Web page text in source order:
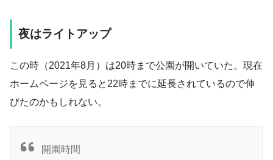
夜はライトアップ
この時（2021年8月）は20時まで公園が開いていた。現在
ホームページを見ると22時までに延長されているので伸
びたのかもしれない。
開園時間